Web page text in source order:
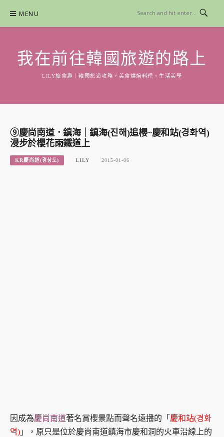
content
MENU
我在前往韓國旅遊的路上
LILY旅食趣｜韓國旅遊攻略。美食烘焙料理。生活美學
⑨慶尚南道．鎮海｜鎮海(진해)追櫻~慶和站(경화역)
漫步於櫻花雨鐵道上
KR慶尚道(경상도) LILY 2015-01-06
因成為慶尚南道著名賞櫻景點而聲名遠播的「 慶和站(경화
역) 」，原只是位於慶尚南道鎮海市慶和洞的火車沿線上的